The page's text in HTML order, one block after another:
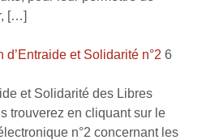
[…]
d’Entraide et Solidarité n°2 6
et Solidarité des Libres
trouverez en cliquant sur le
n°2 concernant les